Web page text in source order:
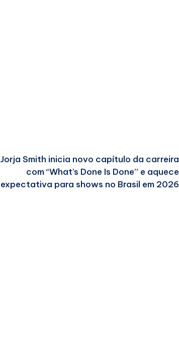
Jorja Smith inicia novo capítulo da carreira
com “What’s Done Is Done” e aquece
expectativa para shows no Brasil em 2026